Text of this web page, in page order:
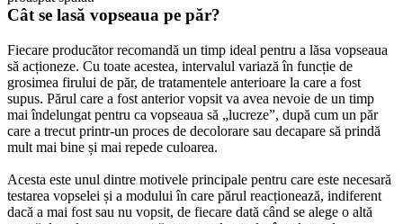
Cât se lasă vopseaua pe păr?
Fiecare producător recomandă un timp ideal pentru a lăsa vopseaua
să acționeze. Cu toate acestea, intervalul variază în funcție de
grosimea firului de păr, de tratamentele anterioare la care a fost
supus. Părul care a fost anterior vopsit va avea nevoie de un timp
mai îndelungat pentru ca vopseaua să „lucreze”, după cum un păr
care a trecut printr-un proces de decolorare sau decapare să prindă
mult mai bine și mai repede culoarea.
Acesta este unul dintre motivele principale pentru care este necesară
testarea vopselei și a modului în care părul reacționează, indiferent
dacă a mai fost sau nu vopsit, de fiecare dată când se alege o altă